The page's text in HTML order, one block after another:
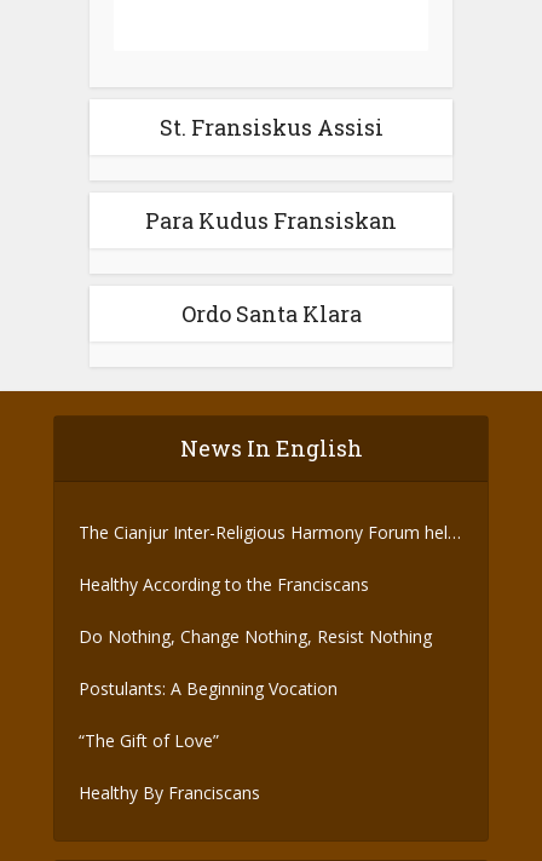
St. Fransiskus Assisi
Para Kudus Fransiskan
Ordo Santa Klara
News In English
The Cianjur Inter-Religious Harmony Forum held
Healthy According to the Franciscans
Do Nothing, Change Nothing, Resist Nothing
Postulants: A Beginning Vocation
“The Gift of Love”
Healthy By Franciscans